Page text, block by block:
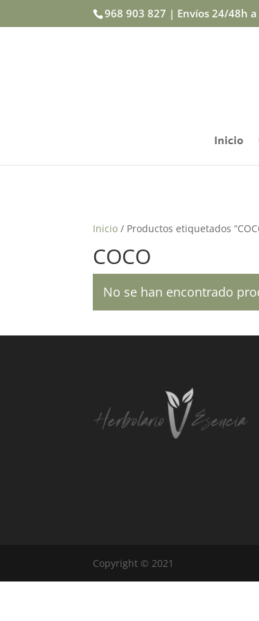
968 903 827 | Envíos 24/48h
Inicio
Inicio / Productos etiquetados
COCO
No se han encontrado
Copyright © 2021